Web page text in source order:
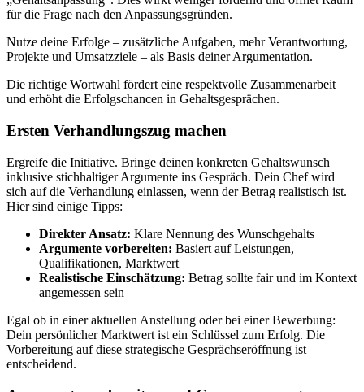
für die Frage nach den Anpassungsgründen.
Nutze deine Erfolge – zusätzliche Aufgaben, mehr Verantwortung,
Projekte und Umsatzziele – als Basis deiner Argumentation.
Die richtige Wortwahl fördert eine respektvolle Zusammenarbeit
und erhöht die Erfolgschancen in Gehaltsgesprächen.
Ersten Verhandlungszug machen
Ergreife die Initiative. Bringe deinen konkreten Gehaltswunsch
inklusive stichhaltiger Argumente ins Gespräch. Dein Chef wird
sich auf die Verhandlung einlassen, wenn der Betrag realistisch ist.
Hier sind einige Tipps:
Direkter Ansatz: Klare Nennung des Wunschgehalts
Argumente vorbereiten: Basiert auf Leistungen,
Qualifikationen, Marktwert
Realistische Einschätzung: Betrag sollte fair und im Kontext
angemessen sein
Egal ob in einer aktuellen Anstellung oder bei einer Bewerbung:
Dein persönlicher Marktwert ist ein Schlüssel zum Erfolg. Die
Vorbereitung auf diese strategische Gesprächseröffnung ist
entscheidend.